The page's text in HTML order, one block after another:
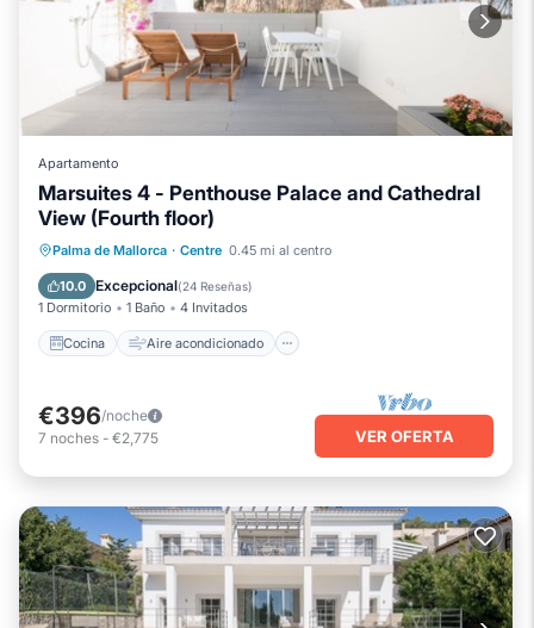
Apartamento
Marsuites 4 - Penthouse Palace and Cathedral
View (Fourth floor)
Palma de Mallorca · Centre 0.45 mi al centro
10.0 Excepcional(24 Reseñas)
1 Dormitorio 1 Baño 4 Invitados
Cocina Aire acondicionado
Cocina Aire acondicionado
Apto para niños
€396/noche
7 noches - €2,775 VER OFERTA